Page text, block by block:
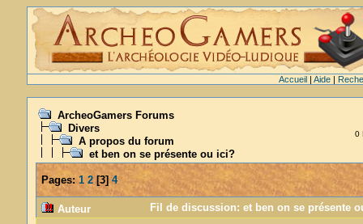
Accueil| Aide|
ArcheoGamers Forums
Divers
A propos du forum
et ben on se présente ou ici?
0
Pages: 1 2[3] 4
Auteur
Fil de discussion: et ben on se présente